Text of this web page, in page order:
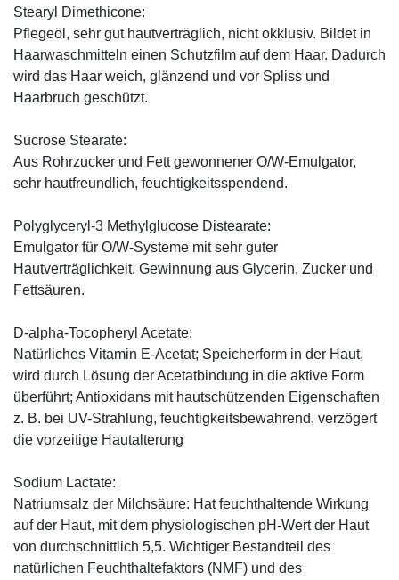
Stearyl Dimethicone:
Pflegeöl, sehr gut hautverträglich, nicht okklusiv. Bildet in
Haarwaschmitteln einen Schutzfilm auf dem Haar. Dadurch
wird das Haar weich, glänzend und vor Spliss und
Haarbruch geschützt.
Sucrose Stearate:
Aus Rohrzucker und Fett gewonnener O/W-Emulgator,
sehr hautfreundlich, feuchtigkeitsspendend.
Polyglyceryl-3 Methylglucose Distearate:
Emulgator für O/W-Systeme mit sehr guter
Hautverträglichkeit. Gewinnung aus Glycerin, Zucker und
Fettsäuren.
D-alpha-Tocopheryl Acetate:
Natürliches Vitamin E-Acetat; Speicherform in der Haut,
wird durch Lösung der Acetatbindung in die aktive Form
überführt; Antioxidans mit hautschützenden Eigenschaften
z. B. bei UV-Strahlung, feuchtigkeitsbewahrend, verzögert
die vorzeitige Hautalterung
Sodium Lactate:
Natriumsalz der Milchsäure: Hat feuchthaltende Wirkung
auf der Haut, mit dem physiologischen pH-Wert der Haut
von durchschnittlich 5,5. Wichtiger Bestandteil des
natürlichen Feuchthaltefaktors (NMF) und des